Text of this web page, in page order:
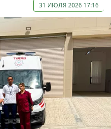
31 ИЮЛЯ 2026 17:16